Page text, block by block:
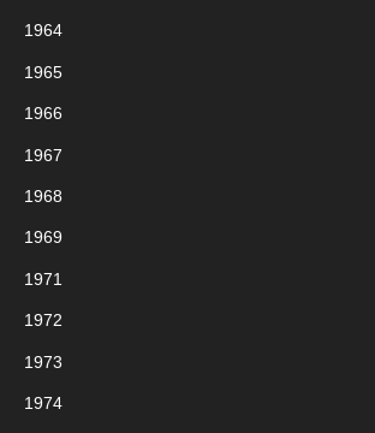
1964
1965
1966
1967
1968
1969
1971
1972
1973
1974